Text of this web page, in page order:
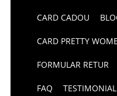
CARD CADOU
CARD PRETTY
FORMULAR RETUR
FAQ